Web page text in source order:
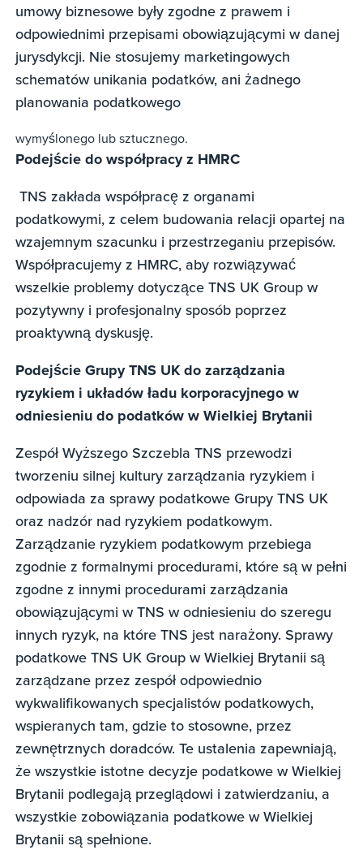
umowy biznesowe były zgodne z prawem i
odpowiednimi przepisami obowiązującymi w danej
jurysdykcji. Nie stosujemy marketingowych
schematów unikania podatków, ani żadnego
planowania podatkowego
wymyślonego lub sztucznego.
Podejście do współpracy z HMRC
TNS zakłada współpracę z organami
podatkowymi, z celem budowania relacji opartej na
wzajemnym szacunku i przestrzeganiu przepisów.
Współpracujemy z HMRC, aby rozwiązywać
wszelkie problemy dotyczące TNS UK Group w
pozytywny i profesjonalny sposób poprzez
proaktywną dyskusję.
Podejście Grupy TNS UK do zarządzania
ryzykiem i układów ładu korporacyjnego w
odniesieniu do podatków w Wielkiej Brytanii
Zespół Wyższego Szczebla TNS przewodzi
tworzeniu silnej kultury zarządzania ryzykiem i
odpowiada za sprawy podatkowe Grupy TNS UK
oraz nadzór nad ryzykiem podatkowym.
Zarządzanie ryzykiem podatkowym przebiega
zgodnie z formalnymi procedurami, które są w pełni
zgodne z innymi procedurami zarządzania
obowiązującymi w TNS w odniesieniu do szeregu
innych ryzyk, na które TNS jest narażony. Sprawy
podatkowe TNS UK Group w Wielkiej Brytanii są
zarządzane przez zespół odpowiednio
wykwalifikowanych specjalistów podatkowych,
wspieranych tam, gdzie to stosowne, przez
zewnętrznych doradców. Te ustalenia zapewniają,
że wszystkie istotne decyzje podatkowe w Wielkiej
Brytanii podlegają przeglądowi i zatwierdzaniu, a
wszystkie zobowiązania podatkowe w Wielkiej
Brytanii są spełnione.